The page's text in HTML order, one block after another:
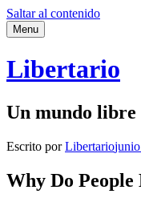
Saltar al contenido
Menu
Libertario
Un mundo libre
Escrito porLibertario
Why Do